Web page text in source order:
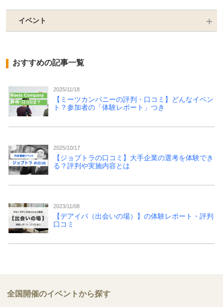
イベント
おすすめの記事一覧
2025/11/18
【ミーツカンパニーの評判・口コミ】どんなイベン
ト？参加者の「体験レポート」つき
2025/10/17
【ジョブトラの口コミ】大手企業の選考を体験でき
る？評判や実施内容とは
2023/11/08
【デアイバ（出会いの場）】の体験レポート・評判
口コミ
全国開催のイベントから探す